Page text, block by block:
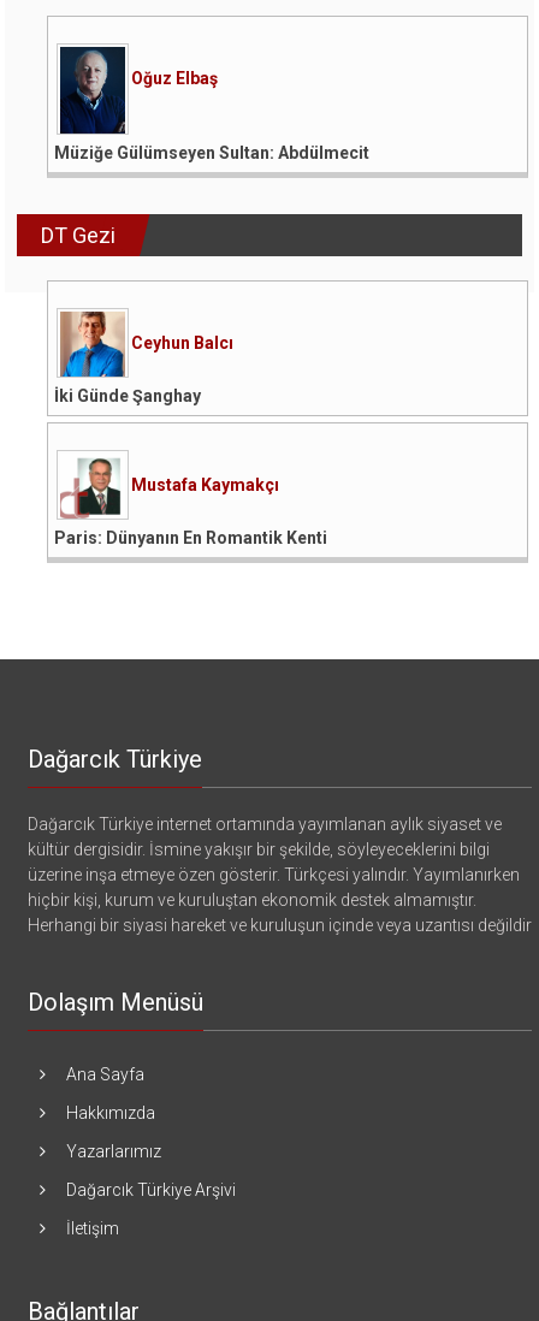
Oğuz Elbaş
Müziğe Gülümseyen Sultan: Abdülmecit
DT Gezi
Ceyhun Balcı
İki Günde Şanghay
Mustafa Kaymakçı
Paris: Dünyanın En Romantik Kenti
Dağarcık Türkiye
Dağarcık Türkiye internet ortamında yayımlanan aylık siyaset ve
kültür dergisidir. İsmine yakışır bir şekilde, söyleyeceklerini bilgi
üzerine inşa etmeye özen gösterir. Türkçesi yalındır. Yayımlanırken
hiçbir kişi, kurum ve kuruluştan ekonomik destek almamıştır.
Herhangi bir siyasi hareket ve kuruluşun içinde veya uzantısı değildir
Dolaşım Menüsü
Ana Sayfa
Hakkımızda
Yazarlarımız
Dağarcık Türkiye Arşivi
İletişim
Bağlantılar